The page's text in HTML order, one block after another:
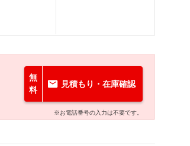
無
料
見積もり・在庫確認
※お電話番号の入力は不要です。